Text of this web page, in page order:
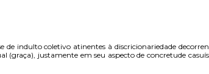
indulto coletivo atinentes à discricionariedade
justamente em seu aspecto de concretude